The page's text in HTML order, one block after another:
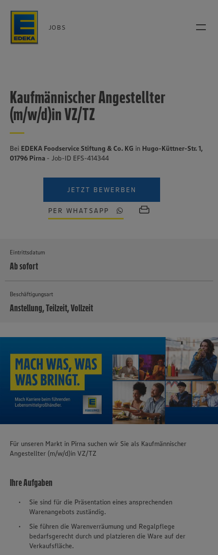
JOBS
Kaufmännischer Angestellter
(m/w/d)in VZ/TZ
Bei EDEKA Foodservice Stiftung & Co. KG in Hugo-Küttner-Str. 1,
01796 Pirna - Job-ID EFS-414344
JETZT BEWERBEN
PER WHATSAPP
Eintrittsdatum
Ab sofort
Beschäftigungsart
Anstellung, Teilzeit, Vollzeit
Für unseren Markt in Pirna suchen wir Sie als Kaufmännischer
Angestellter (m/w/d)in VZ/TZ
Ihre Aufgaben
Sie sind für die Präsentation eines ansprechenden
Warenangebots zuständig.
Sie führen die Warenverräumung und Regalpflege
bedarfsgerecht durch und platzieren die Ware auf der
Verkaufsfläche.